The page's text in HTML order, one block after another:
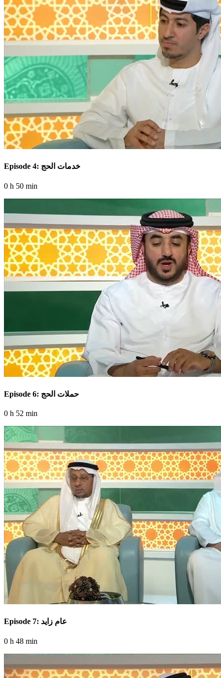
Episode 4: خدمات الحج
0 h 50 min
Episode 6: حملات الحج
0 h 52 min
Episode 7: عام زايد
0 h 48 min